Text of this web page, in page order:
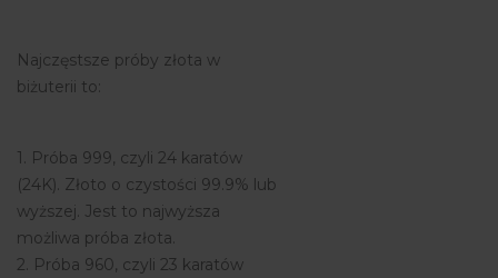
Najczęstsze próby złota w
biżuterii to:
1. Próba 999, czyli 24 karatów
(24K). Złoto o czystości 99.9% lub
wyższej. Jest to najwyższa
możliwa próba złota.
2. Próba 960, czyli 23 karatów